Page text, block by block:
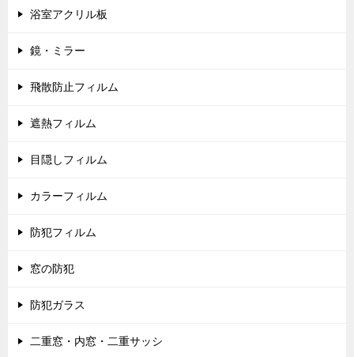
浴室アクリル板
鏡・ミラー
飛散防止フィルム
遮熱フィルム
目隠しフィルム
カラーフィルム
防犯フィルム
窓の防犯
防犯ガラス
二重窓・内窓・二重サッシ